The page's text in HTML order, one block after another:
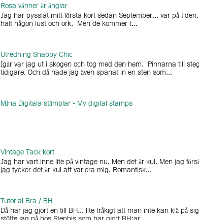
Rosa vänner är änglar
Jag har pysslat mitt första kort sedan September... var på
haft någon lust och ork. Men de kommer t...
Utredning Shabby Chic
Igår var jag ut i skogen och tog med den hem. Pinnarna till
tidigare. Och då hade jag även spanat in en sten som...
MIna Digitala stämplar - My digital stamps
Vintage Tack kort
Jag har vart inne lite på vintage nu. Men det är kul. Men jag
jag tycker det är kul att variera mig. Romantisk...
Tutorial Bra / BH
Då har jag gjort en till BH... lite tråkigt att man inte kan klä på